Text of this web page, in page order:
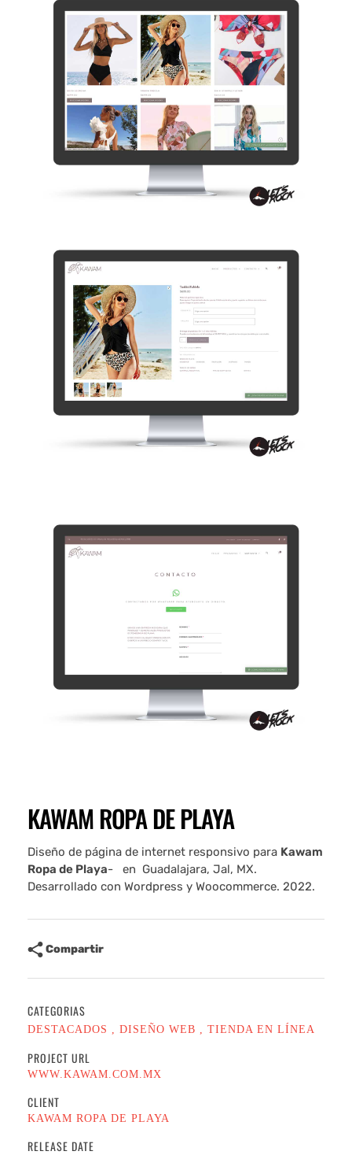
KAWAM ROPA DE PLAYA
Diseño de página de internet responsivo para Kawam
Ropa de Playa- en Guadalajara, Jal, MX.
Desarrollado con Wordpress y Woocommerce. 2022.
Compartir
CATEGORIAS
DESTACADOS DISEÑO WEB TIENDA EN LÍNEA
PROJECT URL
WWW.KAWAM.COM.MX
CLIENT
KAWAM ROPA DE PLAYA
RELEASE DATE